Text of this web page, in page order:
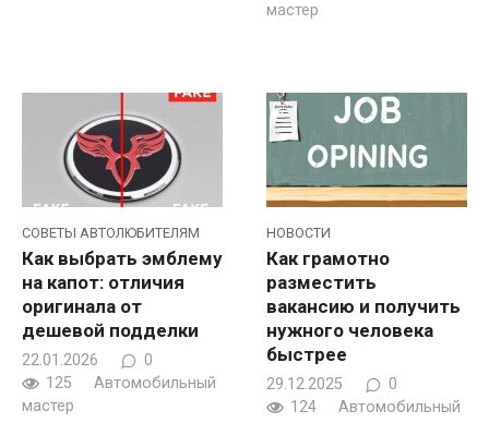
мастер
CОВЕТЫ АВТОЛЮБИТЕЛЯМ
Как выбрать эмблему
на капот: отличия
оригинала от
дешевой подделки
22.01.2026
0
125
Автомобильный
мастер
НОВОСТИ
Как грамотно
разместить
вакансию и получить
нужного человека
быстрее
29.12.2025
0
124
Автомобильный